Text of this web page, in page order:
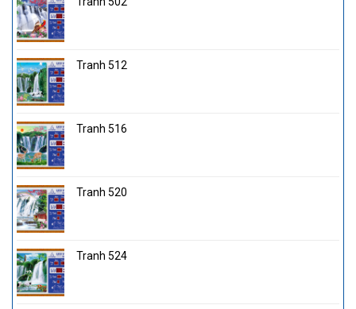
Tranh 512
Tranh 516
Tranh 520
Tranh 524